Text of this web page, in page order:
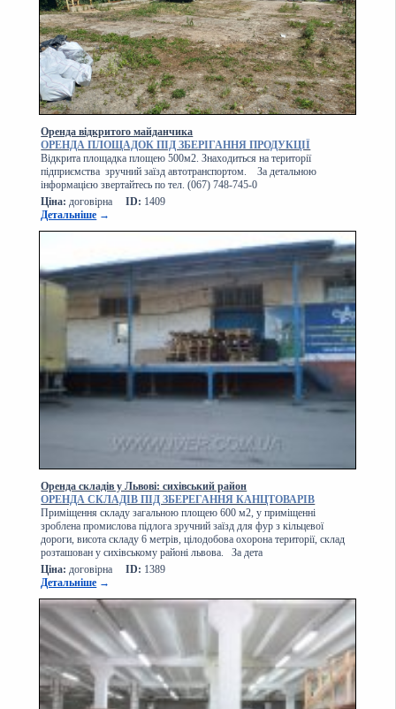
Оренда відкритого майданчика
ОРЕНДА ПЛОЩАДОК ПІД ЗБЕРІГАННЯ ПРОДУКЦІЇ
Відкрита площадка площею 500м2. Знаходиться на території
підприємства зручний заїзд автотранспортом. За детальною
інформацією звертайтесь по тел. (067) 748-745-0
Ціна: договірна ID: 1409
Детальніше →
Оренда складів у Львові: сихівський район
ОРЕНДА СКЛАДІВ ПІД ЗБЕРЕГАННЯ КАНЦТОВАРІВ
Приміщення складу загальною площею 600 м2, у приміщенні
зроблена промислова підлога зручний заїзд для фур з кільцевої
дороги, висота складу 6 метрів, цілодобова охорона території, склад
розташован у сихівському районі львова. За дета
Ціна: договірна ID: 1389
Детальніше →